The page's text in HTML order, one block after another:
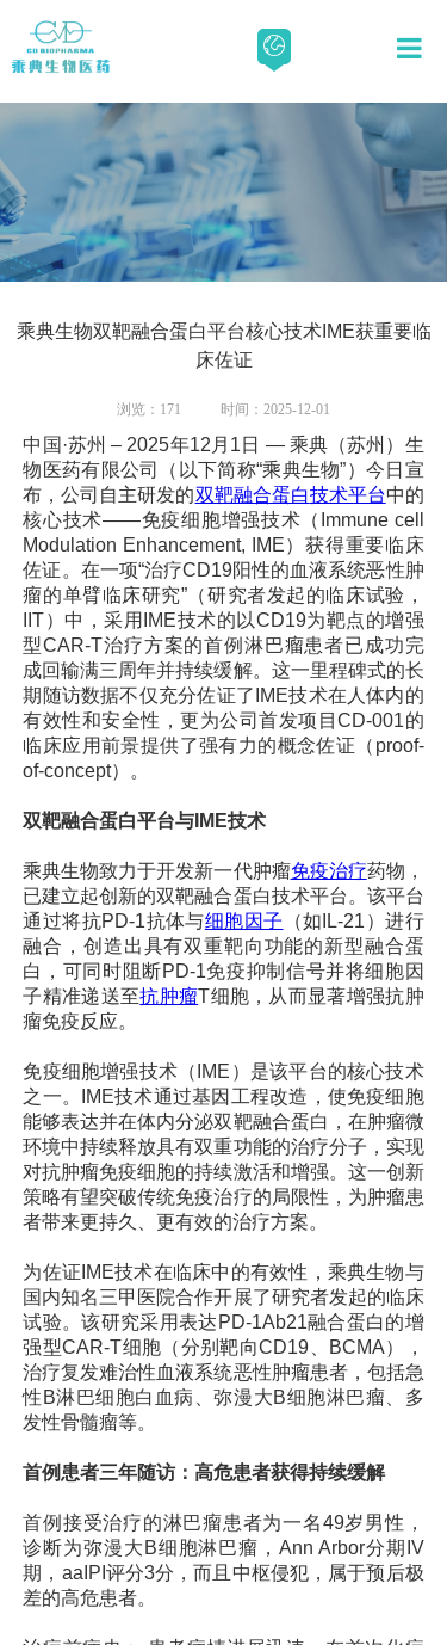
乘典生物双靶融合蛋白平台核心技术IME获重要临
床佐证
浏览： 171 时间：2025-12-01
中国·苏州 – 2025年12月1日 — 乘典（苏州）生
物医药有限公司（以下简称“乘典生物”）今日宣
布，公司自主研发的双靶融合蛋白技术平台中的
核心技术——免疫细胞增强技术（Immune cell
Modulation Enhancement, IME）获得重要临床
佐证。在一项“治疗CD19阳性的血液系统恶性肿
瘤的单臂临床研究”（研究者发起的临床试验，
IIT）中，采用IME技术的以CD19为靶点的增强
型CAR-T治疗方案的首例淋巴瘤患者已成功完
成回输满三周年并持续缓解。这一里程碑式的长
期随访数据不仅充分佐证了IME技术在人体内的
有效性和安全性，更为公司首发项目CD-001的
临床应用前景提供了强有力的概念佐证（proof-
of-concept）。
双靶融合蛋白平台与IME技术
乘典生物致力于开发新一代肿瘤免疫治疗药物，
已建立起创新的双靶融合蛋白技术平台。该平台
通过将抗PD-1抗体与细胞因子 （如IL-21）进行
融合，创造出具有双重靶向功能的新型融合蛋
白，可同时阻断PD-1免疫抑制信号并将细胞因
子精准递送至抗肿瘤T细胞，从而显著增强抗肿
瘤免疫反应。
免疫细胞增强技术（IME）是该平台的核心技术
之一。IME技术通过基因工程改造，使免疫细胞
能够表达并在体内分泌双靶融合蛋白，在肿瘤微
环境中持续释放具有双重功能的治疗分子，实现
对抗肿瘤免疫细胞的持续激活和增强。这一创新
策略有望突破传统免疫治疗的局限性，为肿瘤患
者带来更持久、更有效的治疗方案。
为佐证IME技术在临床中的有效性，乘典生物与
国内知名三甲医院合作开展了研究者发起的临床
试验。该研究采用表达PD-1Ab21融合蛋白的增
强型CAR-T细胞（分别靶向CD19、BCMA），
治疗复发难治性血液系统恶性肿瘤患者，包括急
性B淋巴细胞白血病、弥漫大B细胞淋巴瘤、多
发性骨髓瘤等。
首例患者三年随访：高危患者获得持续缓解
首例接受治疗的淋巴瘤患者为一名49岁男性，
诊断为弥漫大B细胞淋巴瘤，Ann Arbor分期IV
期，aaIPI评分3分，而且中枢侵犯，属于预后极
差的高危患者。